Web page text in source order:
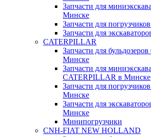
Запчасти для
Минске
Запчасти для
Запчасти для
CATERPILLAR
Запчасти для
Минске
Запчасти для
CATERPILLAR в Минске
Запчасти для
Минске
Запчасти для
Минскe
Минипогрузчики
CNH-FIAT NEW HOLLAND